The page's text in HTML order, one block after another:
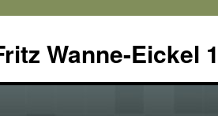
Wanne-Eickel